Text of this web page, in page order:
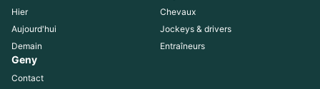
Hier
Aujourd'hui
Demain
Chevaux
Jockeys & drivers
Entraîneurs
Geny
Contact